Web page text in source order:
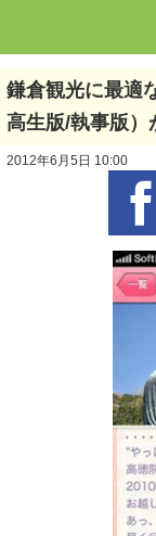
鎌倉観光に最適
高生版/執事版）
2012年6月5日 10:00